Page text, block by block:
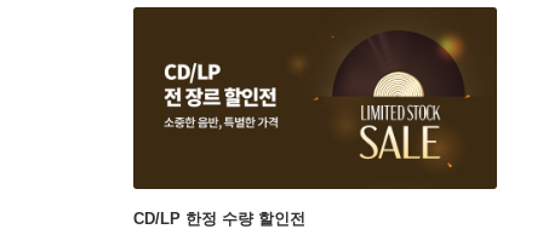
CD/LP 한정 수량 할인전